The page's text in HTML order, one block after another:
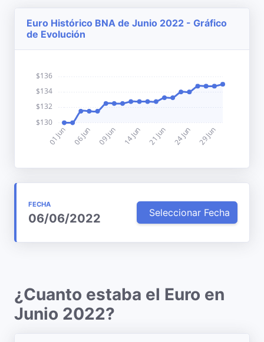
Euro Histórico BNA de Junio 2022 - Gráfico
de Evolución
FECHA
06/06/2022 Seleccionar Fecha
¿Cuanto estaba el Euro en
Junio 2022?